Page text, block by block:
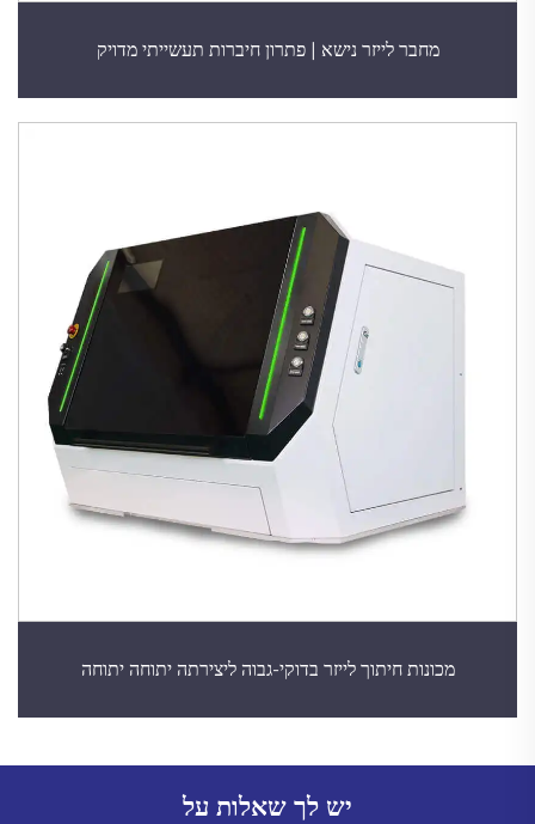
מחבר לייזר נישא | פתרון חיברות תעשייתי מדויק
מכונות חיתוך לייזר בדוקי-גבוה ליצירתה יתוחה יתוחה
יש לך שאלות על